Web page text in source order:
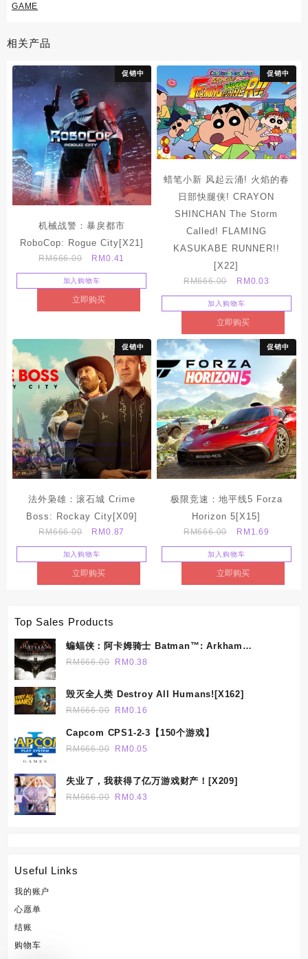
GAME
相关产品
促销中
机械战警：暴戾都市
RoboCop: Rogue City[X21]
RM666.00
Original
price
was:
RM666.00.
RM0.41
price
is:
加入购物车
立即购买
促销中
蜡笔小新 风起云涌! 火焰的春
日部快腿侠! CRAYON
SHINCHAN The Storm
Called! FLAMING
KASUKABE RUNNER!!
[X22]
RM666.00
Original
price
was:
RM666.00.
RM 0.03
price
is:
加入购物车
立即购买
促销中
法外枭雄：滚石城 Crime
Boss: Rockay City[X09]
RM666.00
Original
price
was:
RM666.00.
RM0.87
price
is:
加入购物车
立即购买
促销中
极限竞速：地平线5 Forza
Horizon 5[X15]
RM666.00
Original
price
was:
RM666.00.
RM 1.69
price
is:
加入购物车
立即购买
Top Sales Products
蝙蝠侠：阿卡姆骑士 Batman™: Arkham
Knight[X149]
RM666.00
Original
was:
RM0.38
毁灭全人类 Destroy All Humans![X162]
RM666.00
Original
was:
RM666.00.
RM 0.16
is:
Capcom CPS1-2-3【150个游戏】
RM666.00
Original
was:
RM0.05
is:
失业了，我获得了亿万游戏财产！[X209]
RM666.00
Original
RM 0.43
Useful Links
我的账户
心愿单
结账
购物车